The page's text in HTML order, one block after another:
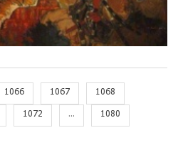
1066 1067
1068
1072 ...
1080